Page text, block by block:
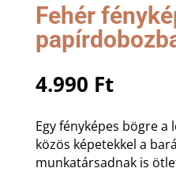
Fehér
4.990 Ft
Egy fényképes bögre a
közös képetekkel a
munkatársadnak is